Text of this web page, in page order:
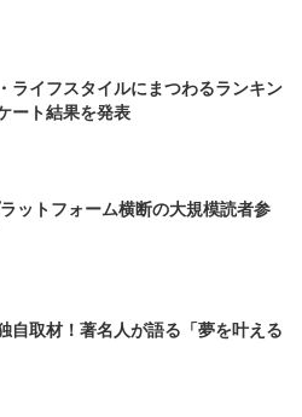
ライフスタイルにまつわるランキン
ート結果を発表
ットフォーム横断の大規模読者参
自取材！著名人が語る「夢を叶える